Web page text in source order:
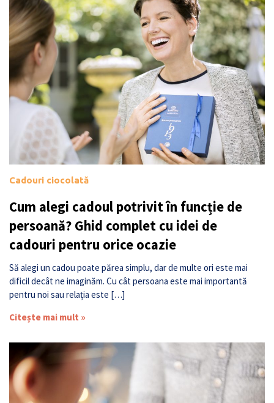
Cadouri ciocolată
Cum alegi cadoul potrivit în funcție de
persoană? Ghid complet cu idei de
cadouri pentru orice ocazie
Să alegi un cadou poate părea simplu, dar de multe ori este mai
dificil decât ne imaginăm. Cu cât persoana este mai importantă
pentru noi sau relația este […]
Citește mai mult »